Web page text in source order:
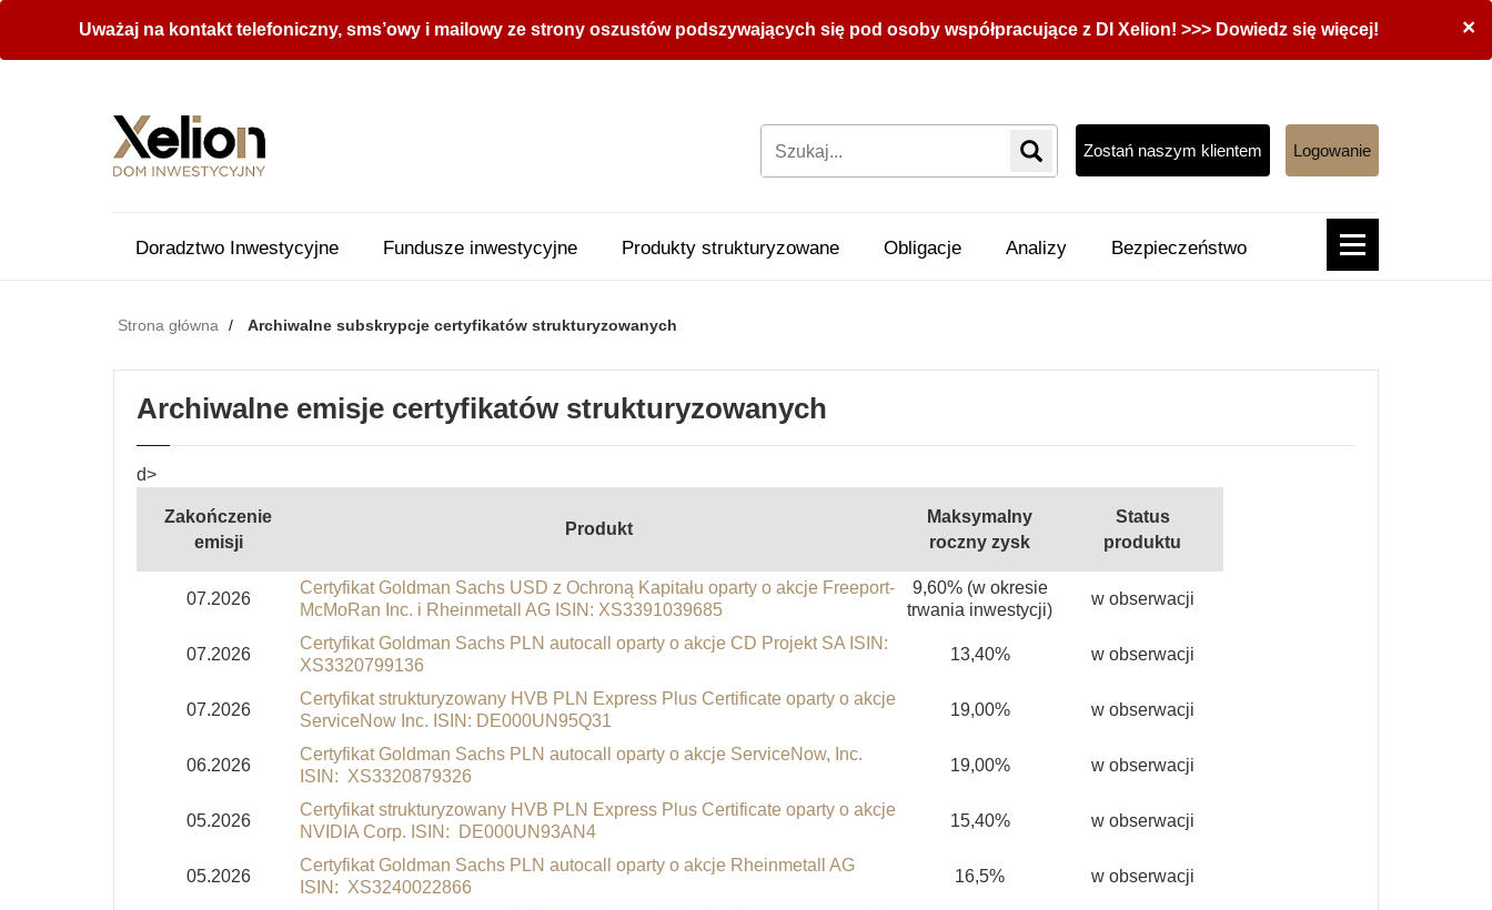
×
Uważaj na kontakt telefoniczny, sms’owy i mailowy ze strony oszustów podszywających się pod osoby współpracujące z DI Xelion! >>> Dowiedz się więcej!
Zostań naszym klientem Logowanie
Doradztwo Inwestycyjne Fundusze inwestycyjne Produkty strukturyzowane Obligacje Analizy Bezpieczeństwo
Strona główna Archiwalne subskrypcje certyfikatów strukturyzowanych
Archiwalne emisje certyfikatów strukturyzowanych
d>
Zakończenie
emisji
Produkt
Maksymalny
roczny zysk
Status
produktu
07.2026
Certyfikat Goldman Sachs USD z Ochroną Kapitału oparty o akcje Freeport-
McMoRan Inc. i Rheinmetall AG ISIN: XS3391039685
9,60% (w okresie
trwania inwestycji)
w obserwacji
07.2026
Certyfikat Goldman Sachs PLN autocall oparty o akcje CD Projekt SA ISIN:
XS3320799136
13,40% w obserwacji
07.2026
Certyfikat strukturyzowany HVB PLN Express Plus Certificate oparty o akcje
ServiceNow Inc. ISIN: DE000UN95Q31
19,00% w obserwacji
06.2026
Certyfikat Goldman Sachs PLN autocall oparty o akcje ServiceNow, Inc.
ISIN: XS3320879326
19,00% w obserwacji
05.2026
Certyfikat strukturyzowany HVB PLN Express Plus Certificate oparty o akcje
NVIDIA Corp. ISIN: DE000UN93AN4
15,40% w obserwacji
05.2026
Certyfikat Goldman Sachs PLN autocall oparty o akcje Rheinmetall AG
ISIN: XS3240022866
16,5% w obserwacji